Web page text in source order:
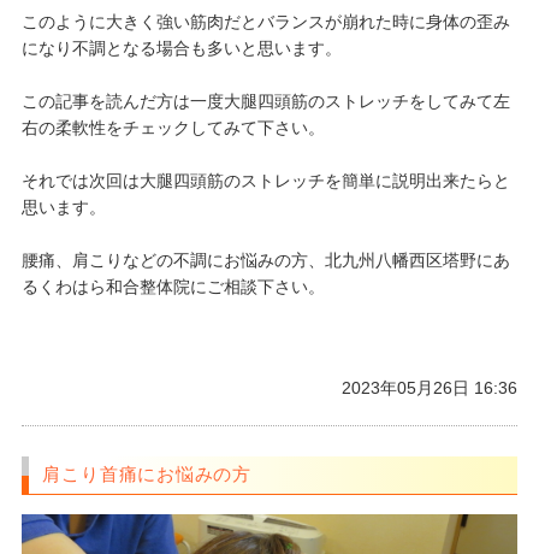
このように大きく強い筋肉だとバランスが崩れた時に身体の歪み
になり不調となる場合も多いと思います。
この記事を読んだ方は一度大腿四頭筋のストレッチをしてみて左
右の柔軟性をチェックしてみて下さい。
それでは次回は大腿四頭筋のストレッチを簡単に説明出来たらと
思います。
腰痛、肩こりなどの不調にお悩みの方、北九州八幡西区塔野にあ
るくわはら和合整体院にご相談下さい。
2023年05月26日 16:36
肩こり首痛にお悩みの方